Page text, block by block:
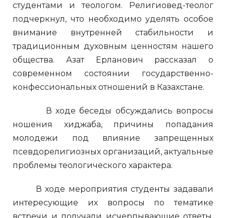
студентами и теологом. Религиовед-теолог
подчеркнул, что необходимо уделять особое
внимание внутренней стабильности и
традиционным духовным ценностям нашего
общества. Азат Ерланович рассказал о
современном состоянии государственно-
конфессиональных отношений в Казахстане.
В ходе беседы обсуждались вопросы
ношения хиджаба, причины попадания
молодежи под влияние запрещенных
псевдорелигиозных организаций, актуальные
проблемы теологического характера.
В ходе мероприятия студенты задавали
интересующие их вопросы по тематике